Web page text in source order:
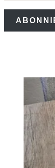
Mail-
Adresse